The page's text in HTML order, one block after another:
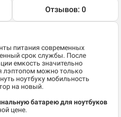
Отзывов: 0
питания современных
срок службы. После
емкость значительно
лэптопом можно только
ноутбуку мобильность
на новый.
батарею для ноутбуков
цене.